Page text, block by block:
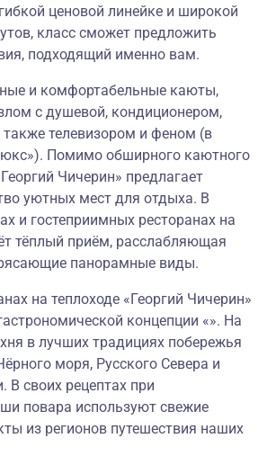
ценовой линейке и широкой
класс сможет предложить
подходящий именно вам.
и комфортабельные каюты,
с душевой, кондиционером,
телевизором и феном (в
Помимо обширного каютного
Чичерин» предлагает
уютных мест для отдыха. В
и гостеприимных ресторанах на
тёплый приём, расслабляющая
панорамные виды.
на теплоходе «Георгий Чичерин»
концепции «». На
в лучших традициях побережья
моря, Русского Севера и
В своих рецептах при
повара используют свежие
из регионов путешествия наших